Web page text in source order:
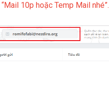
“Mail 10p hoặc Temp Mail nhé”.